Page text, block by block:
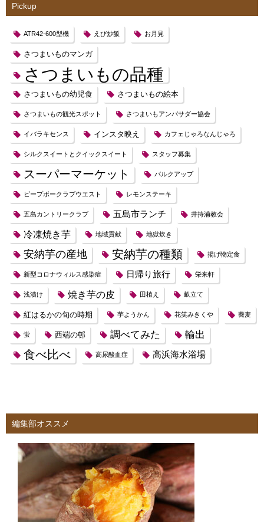
Pickup
ATR42-600型機 えび炒飯 お月見
さつまいものマンガ
さつまいもの品種
さつまいもの幼児食 さつまいもの絵本
さつまいもの観光スポット さつまいもアンバサダー協会
イバラキセンス インスタ映え カフェじゃろなんじゃろ
シルクスイートとクイックスイート スタッフ募集
スーパーマーケット バルクアップ
ピープボークラブウエスト レモンステーキ
五島カントリークラブ 五島市ランチ 井持浦教会
冷凍焼き芋 地域貢献 地獄炊き
安納芋の産地 安納芋の種類 揚げ物定食
新型コロナウィルス感染症 日帰り旅行 栄来軒
浅漬け 焼き芋の皮 田植え 畝立て
紅はるかの旬の時期 芋ようかん 花笑みきくや 蕎麦
蛍 西端の邨 調べてみた 輸出
食べ比べ 高尿酸血症 高浜海水浴場
編集部オススメ